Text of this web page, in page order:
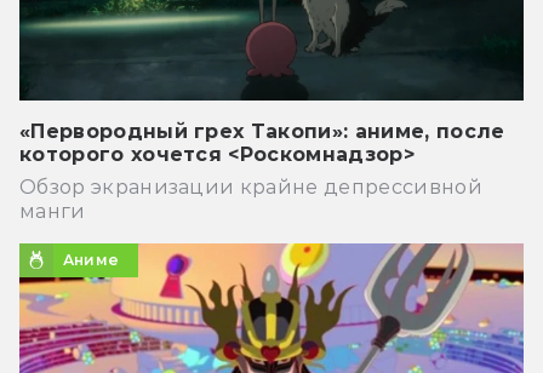
«Первородный грех Такопи»: аниме, после
которого хочется <Роскомнадзор>
Обзор экранизации крайне депрессивной
манги
Аниме